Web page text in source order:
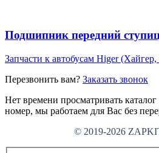
Подшипник передний
Запчасти к автобусам Higer
Перезвонить вам? Заказать звонок
Нет времени просматривать
номер, мы работаем для Вас без
© 2019-2026